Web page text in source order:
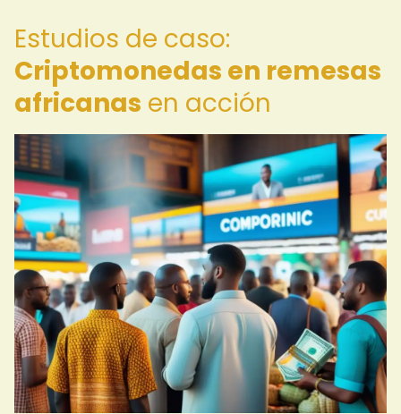
Estudios de caso:
Criptomonedas en remesas
africanas en acción